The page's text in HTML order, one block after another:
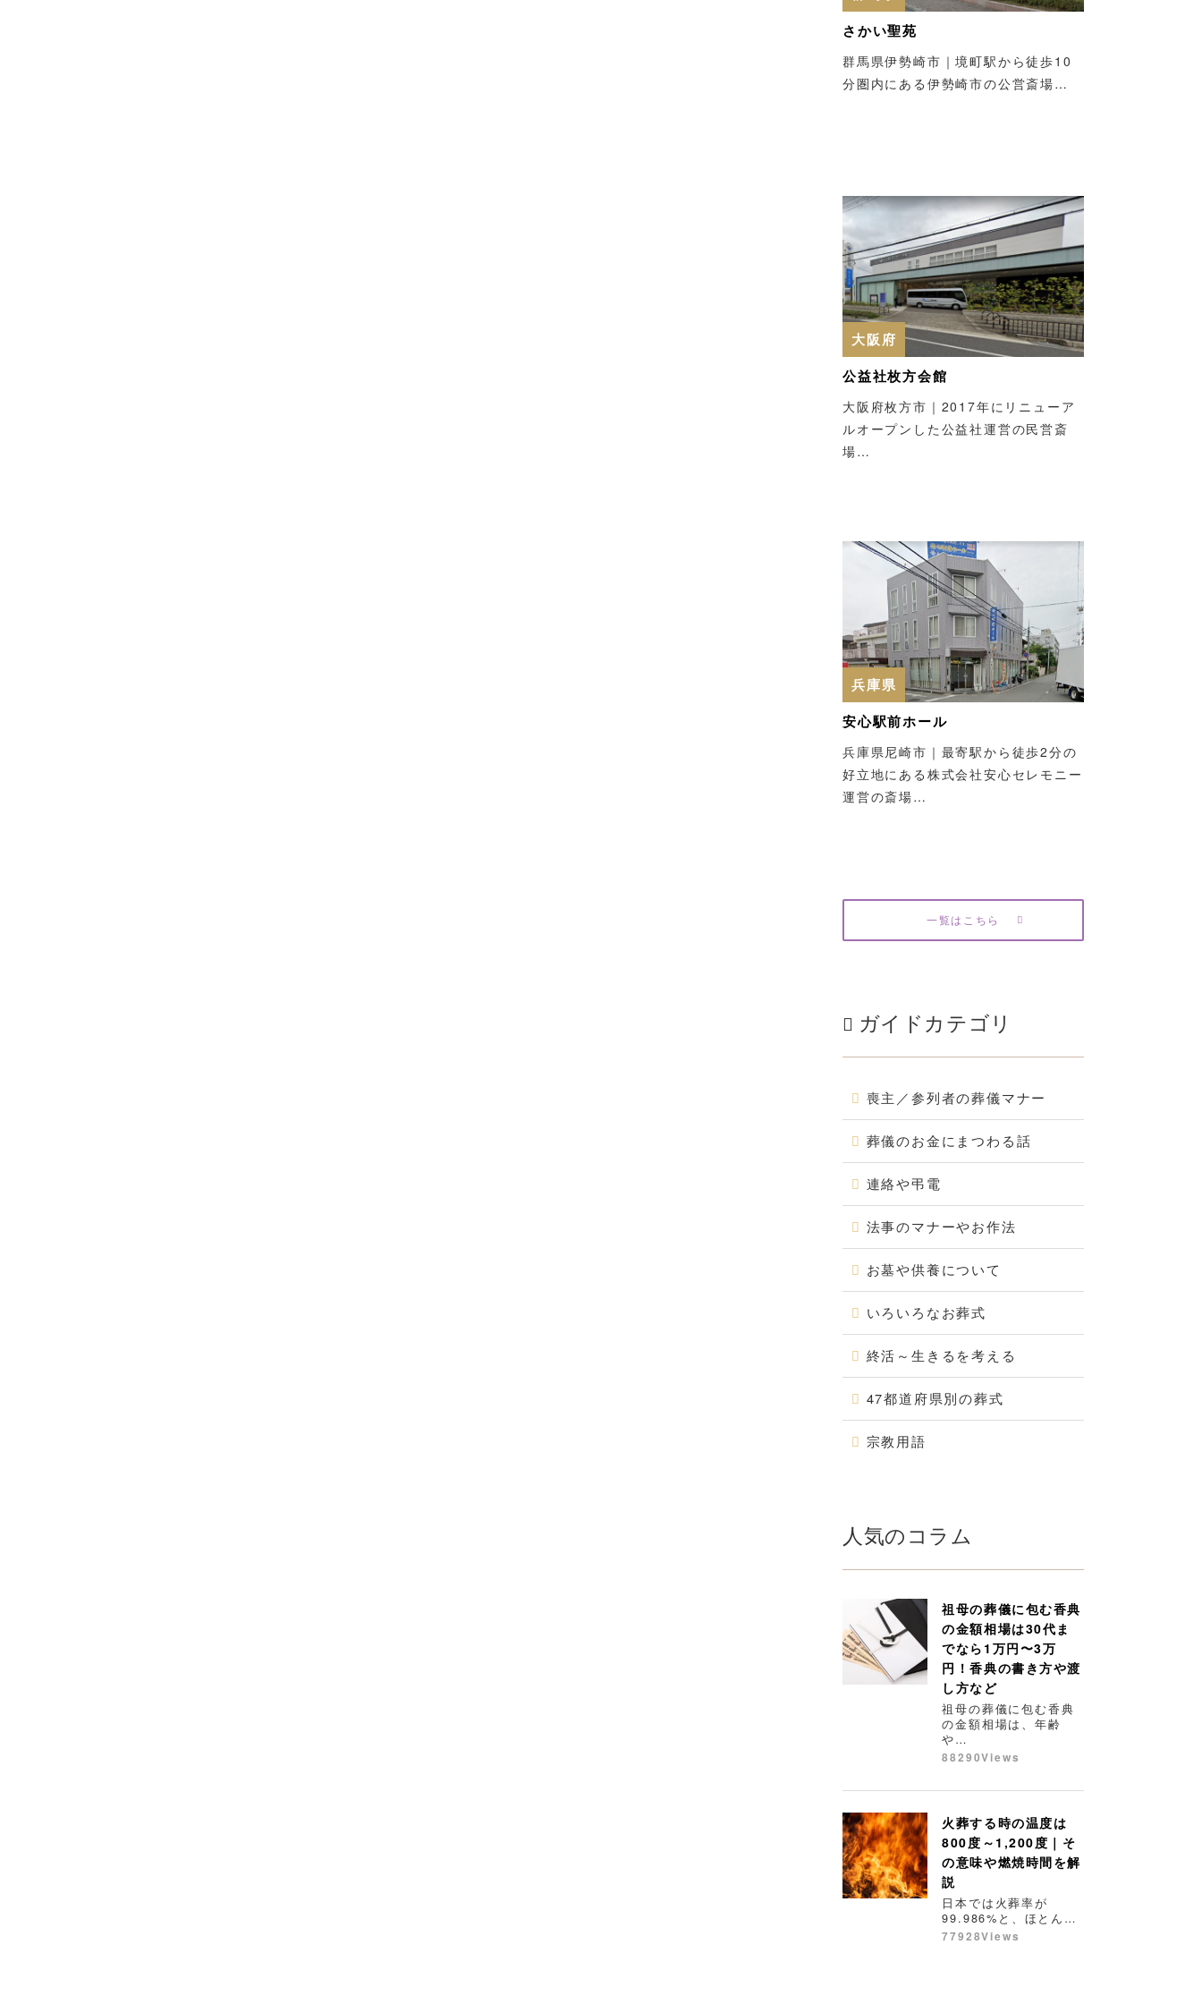
さかい聖苑
群馬県伊勢崎市｜境町駅から徒歩10
分圏内にある伊勢崎市の公営斎場…
大阪府
公益社枚方会館
大阪府枚方市｜2017年にリニューア
ルオープンした公益社運営の民営斎
場…
兵庫県
安心駅前ホール
兵庫県尼崎市｜最寄駅から徒歩2分の
好立地にある株式会社安心セレモニー
運営の斎場…
一覧はこちら
ガイドカテゴリ
喪主／参列者の葬儀マナー
葬儀のお金にまつわる話
連絡や弔電
法事のマナーやお作法
お墓や供養について
いろいろなお葬式
終活～生きるを考える
47都道府県別の葬式
宗教用語
人気のコラム
祖母の葬儀に包む香典
の金額相場は30代ま
でなら1万円〜3万
円！香典の書き方や渡
し方など
祖母の葬儀に包む香典
の金額相場は、年齢
や…
88290Views
火葬する時の温度は
800度～1,200度｜そ
の意味や燃焼時間を解
説
日本では火葬率が
99.986%と、ほとん…
77928Views